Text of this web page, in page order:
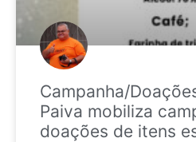
Campanha/
Paiva mobiliza
doações de itens